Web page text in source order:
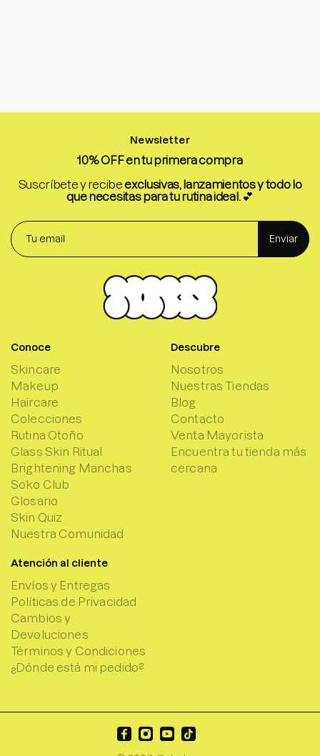
Newsletter
10% OFF en tu primera compra
Suscríbete y recibe exclusivas, lanzamientos y todo lo
que necesitas para tu rutina ideal.💕
Enviar
Conoce
Skincare
Makeup
Haircare
Colecciones
Rutina Otoño
Glass Skin Ritual
Brightening Manchas
Soko Club
Glosario
Skin Quiz
Nuestra Comunidad
Descubre
Nosotros
Nuestras Tiendas
Blog
Contacto
Venta Mayorista
Encuentra tu tienda más
cercana
Atención al cliente
Envíos y Entregas
Políticas de Privacidad
Cambios y
Devoluciones
Términos y Condiciones
¿Dónde está mi pedido?